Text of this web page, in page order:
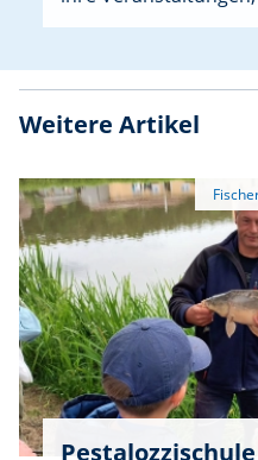
sichtbar zu machen.
Weitere Artikel